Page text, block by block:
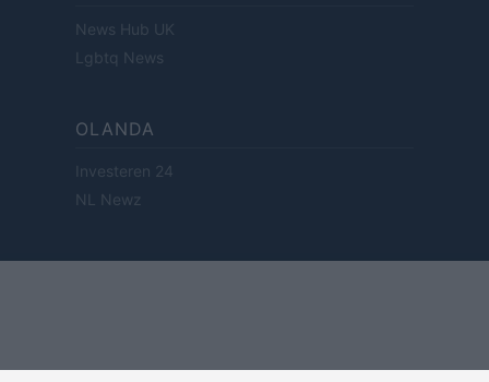
News Hub UK
Lgbtq News
OLANDA
Investeren 24
NL Newz